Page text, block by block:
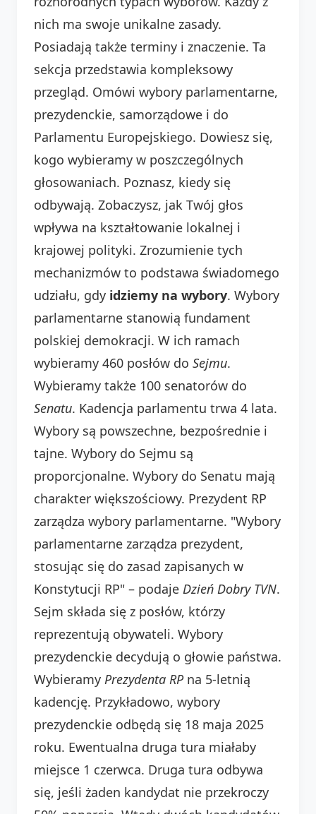
nich ma swoje unikalne zasady.
Posiadają także terminy i znaczenie. Ta
sekcja przedstawia kompleksowy
przegląd. Omówi wybory parlamentarne,
prezydenckie, samorządowe i do
Parlamentu Europejskiego. Dowiesz się,
kogo wybieramy w poszczególnych
głosowaniach. Poznasz, kiedy się
odbywają. Zobaczysz, jak Twój głos
wpływa na kształtowanie lokalnej i
krajowej polityki. Zrozumienie tych
mechanizmów to podstawa świadomego
udziału, gdy idziemy na wybory. Wybory
parlamentarne stanowią fundament
polskiej demokracji. W ich ramach
wybieramy 460 posłów do Sejmu.
Wybieramy także 100 senatorów do
Senatu. Kadencja parlamentu trwa 4 lata.
Wybory są powszechne, bezpośrednie i
tajne. Wybory do Sejmu są
proporcjonalne. Wybory do Senatu mają
charakter większościowy. Prezydent RP
zarządza wybory parlamentarne. "Wybory
parlamentarne zarządza prezydent,
stosując się do zasad zapisanych w
Konstytucji RP" – podaje Dzień Dobry TVN.
Sejm składa się z posłów, którzy
reprezentują obywateli. Wybory
prezydenckie decydują o głowie państwa.
Wybieramy Prezydenta RPna 5-letnią
kadencję. Przykładowo, wybory
prezydenckie odbędą się 18 maja 2025
roku. Ewentualna druga tura miałaby
miejsce 1 czerwca. Druga tura odbywa
się, jeśli żaden kandydat nie przekroczy